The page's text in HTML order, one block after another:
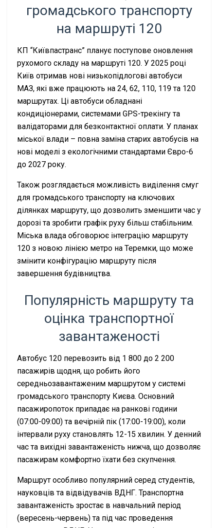
громадського транспорту
на маршруті 120
КП “Київпастранс” планує поступове оновлення
рухомого складу на маршруті 120. У 2025 році
Київ отримав нові низькопідлогові автобуси
МАЗ, які вже працюють на 24, 62, 110, 119 та 120
маршрутах. Ці автобуси обладнані
кондиціонерами, системами GPS-трекінгу та
валідаторами для безконтактної оплати. У планах
міської влади – повна заміна старих автобусів на
нові моделі з екологічними стандартами Євро-6
до 2027 року.
Також розглядається можливість виділення смуг
для громадського транспорту на ключових
ділянках маршруту, що дозволить зменшити час у
дорозі та зробити графік руху більш стабільним.
Міська влада обговорює інтеграцію маршруту
120 з новою лінією метро на Теремки, що може
змінити конфігурацію маршруту після
завершення будівництва.
Популярність маршруту та
оцінка транспортної
завантаженості
Автобус 120 перевозить від 1 800 до 2 200
пасажирів щодня, що робить його
середньозавантаженим маршрутом у системі
громадського транспорту Києва. Основний
пасажиропоток припадає на ранкові години
(07:00-09:00) та вечірній пік (17:00-19:00), коли
інтервали руху становлять 12-15 хвилин. У денний
час та вихідні завантаженість нижча, що дозволяє
пасажирам комфортно їхати без скупчення.
Маршрут особливо популярний серед студентів,
науковців та відвідувачів ВДНГ. Транспортна
завантаженість зростає в навчальний період
(вересень-червень) та під час проведення